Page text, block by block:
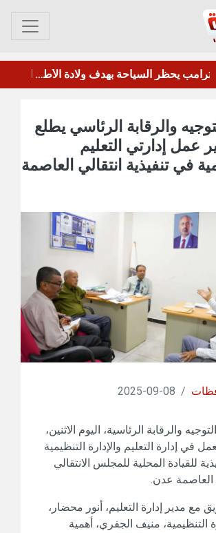
مصدر سعودي مسؤول: هناك تنسيق بين الحوثيين والميليشيات العراقية وإيران للإعداد لاعتداءات ضد المملكة
والرقابة الرئاسي يطلع
عمل إدارتي التعليم
في تنفيذية انتقالي العاصمة
/
08-09-2025
والرقابة الرئاسية، اليوم الاثنين،
في إدارة التعليم والإدارة التنظيمية
للقيادة المحلية للمجلس الانتقالي
العاصمة عدن.
مع مدير إدارة التعليم، أنور محضار،
التنظيمية، منيف الجفري، أهمية